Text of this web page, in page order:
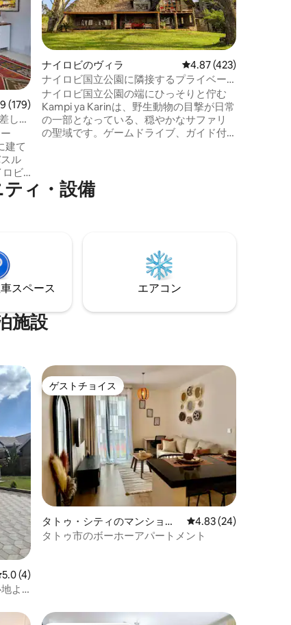
ー179件、5つ星中4.99つ星の平均評価
(179)
し込
建て
ル
電
ー
ス
ス
70
ナイロビのヴィラ レビュー423件、5つ
4.87 (423)
ナイロビ国立公園に隣接するプライベー
トロッジ
ナイロビ国立公園の端にひっそりと佇む
Kampi ya Karinは、野生動物の目撃が日常
の一部となっている、穏やかなサファリ
の聖域です。ゲームドライブ、ガイド付
前に手配して、家庭料理や癒しのマッサ
ージを受けることもできます。ご要望に
のそばでくつろいだ夜を過ごせるよう、
薪を無料でご用意しています。
ィ・設備
ス⁠ペ⁠ー⁠ス エアコン
施設
ビュー4件、5つ星中5.0つ星の平均評価
5.0 (4)
よ
ゲストチョイス
ゲストチョイス
タトゥ・シティのマンショ
ン・アパート
レビュー24件、5つ星
4.83 (24)
タトゥ市のボーホーアパートメント